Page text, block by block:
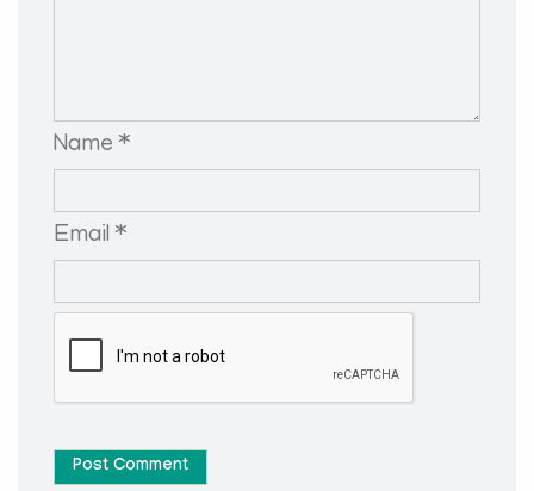
Name *
Email *
Post Comment